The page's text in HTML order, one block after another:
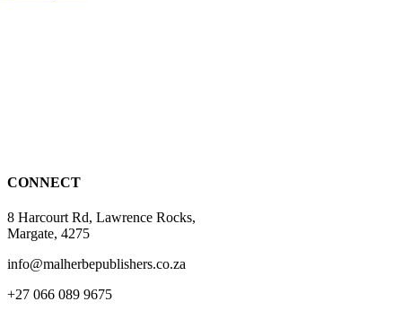
CONNECT
8 Harcourt Rd, Lawrence Rocks,
Margate, 4275
info@malherbepublishers.co.za
+27 066 089 9675